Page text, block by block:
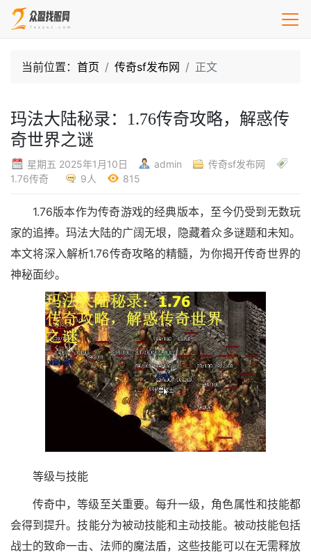
当前位置： 首页 传奇sf发布网 正文
玛法大陆秘录：1.76传奇攻略，解惑传
奇世界之谜
星期五 2025年1月10日 admin
传奇sf发布网
1.76传奇
9人 815
1.76版本作为传奇游戏的经典版本，至今仍受到无数玩
家的追捧。玛法大陆的广阔无垠，隐藏着众多谜题和未知。
本文将深入解析1.76传奇攻略的精髓，为你揭开传奇世界的
神秘面纱。
等级与技能
传奇中，等级至关重要。每升一级，角色属性和技能都
会得到提升。技能分为被动技能和主动技能。被动技能包括
战士的致命一击、法师的魔法盾，这些技能可以在无需释放